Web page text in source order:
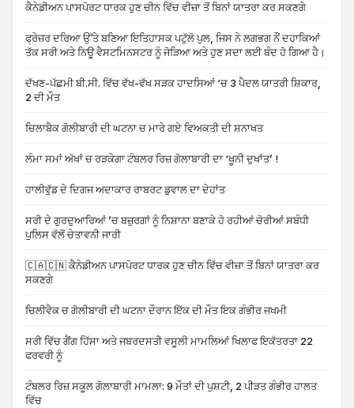
ਕੈਨੇਡੀਅਨ ਪਾਸਪੋਰਟ ਧਾਰਕ ਹੁਣ ਚੀਨ ਵਿੱਚ ਵੀਜ਼ਾ ਤੋਂ ਬਿਨਾਂ ਯਾਤਰਾ ਕਰ ਸਕਣਗੇ
ਫ੍ਰੇਜ਼ਰ ਦਰਿਆ ਉੱਤੇ ਬਣਿਆ ਇਤਿਹਾਸਕ ਪਟੁੱਲੋ ਪੁਲ, ਜਿਸ ਨੇ ਲਗਭਗ ਨੌਂ ਦਹਾਕਿਆਂ
ਤੱਕ ਸਰੀ ਅਤੇ ਨਿਊ ਵੈਸਟਮਿਨਸਟਰ ਨੂੰ ਜੋੜਿਆ ਅਤੇ ਹੁਣ ਸਦਾ ਲਈ ਬੰਦ ਹੋ ਗਿਆ ਹੈ।
ਦੱਖਣ-ਪੱਛਮੀ ਬੀ.ਸੀ. ਵਿੱਚ ਵੱਖ-ਵੱਖ ਸੜਕ ਹਾਦਸਿਆਂ ‘ਚ 3 ਪੈਦਲ ਯਾਤਰੀ ਸ਼ਿਕਾਰ,
2 ਦੀ ਮੌਤ
ਚਿਲਾਬੈਕ ਗੋਲੀਬਾਰੀ ਦੀ ਘਟਨਾ ਚ ਮਾਰੇ ਗਏ ਵਿਅਕਤੀ ਦੀ ਸ਼ਨਾਖਤ
ਲੰਮਾ ਸਮਾਂ ਅੱਖਾਂ ਚ ਰੜਕੇਗਾ ਟੰਬਲਰ ਰਿਜ਼ ਗੋਲਾਬਾਰੀ ਦਾ ‘ਖੂਨੀ ਦੁਖਾਂਤ’ !
ਹਾਲੀਵੁੱਡ ਦੇ ਦਿਗਜ ਅਦਾਕਾਰ ਰਾਬਰਟ ਡੁਵਾਲ ਦਾ ਦੇਹਾਂਤ
ਸਰੀ ਦੇ ਗੁਰਦੁਆਰਿਆਂ ’ਚ ਬਜ਼ੁਰਗਾਂ ਨੂੰ ਨਿਸ਼ਾਨਾ ਬਣਾਕੇ ਹੋ ਰਹੀਆਂ ਚੋਰੀਆਂ ਸਬੰਧੀ
ਪੁਲਿਸ ਵੱਲੋਂ ਚੇਤਾਵਨੀ ਜਾਰੀ
🇨🇦🇨🇳 ਕੈਨੇਡੀਅਨ ਪਾਸਪੋਰਟ ਧਾਰਕ ਹੁਣ ਚੀਨ ਵਿੱਚ ਵੀਜ਼ਾ ਤੋਂ ਬਿਨਾਂ ਯਾਤਰਾ ਕਰ
ਸਕਣਗੇ
ਚਿਲੀਵੈਕ ਚ ਗੋਲੀਬਾਰੀ ਦੀ ਘਟਨਾ ਦੌਰਾਨ ਇੱਕ ਦੀ ਮੌਤ ਇਕ ਗੰਭੀਰ ਜਖਮੀ
ਸਰੀ ਵਿੱਚ ਗੈਂਗ ਹਿੱਸਾ ਅਤੇ ਜਬਰਦਸਤੀ ਵਸੂਲੀ ਮਾਮਲਿਆਂ ਖਿਲਾਫ ਇਕੱਤਰਤਾ 22
ਫਰਵਰੀ ਨੂੰ
ਟੰਬਲਰ ਰਿਜ਼ ਸਕੂਲ ਗੋਲਾਬਾਰੀ ਮਾਮਲਾ: 9 ਮੌਤਾਂ ਦੀ ਪੁਸ਼ਟੀ, 2 ਪੀੜਤ ਗੰਭੀਰ ਹਾਲਤ
ਵਿੱਚ